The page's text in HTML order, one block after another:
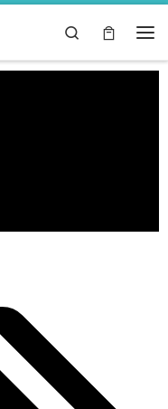
Search